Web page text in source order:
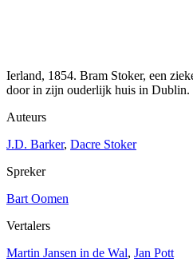
Ierland, 1854. Bram Stoker, een
door in zijn ouderlijk huis in Dublin.
Auteurs
J.D. Barker, Dacre Stoker
Spreker
Bart Oomen
Vertalers
Martin Jansen in de Wal, Jan Pott